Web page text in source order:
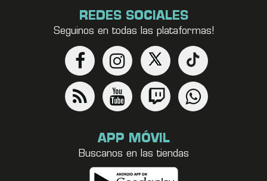
REDES SOCIALES
Seguinos en todas las plataformas!
APP MÓVIL
Buscanos en las tiendas